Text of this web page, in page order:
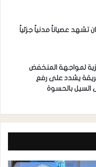
تشهد عصياناً مدنياً جزئياً
لمواجهة المنخفض
يشدد على رفع
بالحسوة